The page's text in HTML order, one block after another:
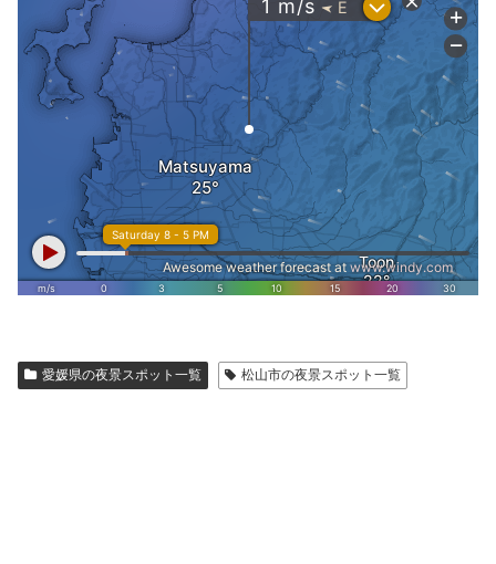
愛媛県の夜景スポット一覧 松山市の夜景スポット一覧